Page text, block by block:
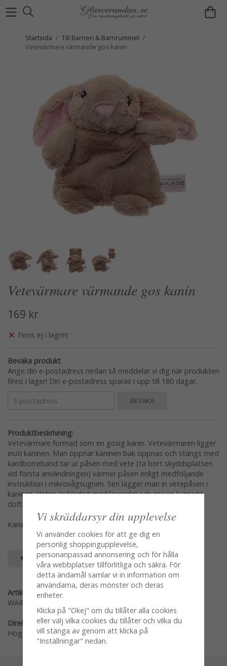
Startsida / Till Barnen & Barnrummet /
Vetevärmare värmande gos kanin
Vetevärmare värmande gos kanin
169 kr
Finns ej i lagret
Bevaka produkt
Ange din e-postadress nedan så meddelar vi dig när produkten
finns i lager! Din e-postadress sparas i upp till 180 dagar.
BEVAKA
Produktbeskrivning:
Vetevärmare formad som en gosig kanin. Vetevärmaren ligger
inuti kaninen. Man öppnar kaninen bak öppnas och stängs med
kardborreband tar ur påsen med vete (ta bort skyddsplatsen
vid första användningen) värmer påsen enligt medföljande
instruktion i mikrovågsugnen. Sen lägger man in vetepåsen i
kaninen. Veten är bladad med lavendel och ger en lugnade
doft.
Kaninen mäter ca 28*25cm
SPARA SOM FAVORIT
Artikelnummer:
WARM46
Direktlänk:
Högerklicka och kopiera adressen
Vi skräddarsyr din upplevelse
Vi använder cookies för att ge dig en
personlig shoppingupplevelse,
personanpassad annonsering och för hålla
våra webbplatser tillförlitliga och säkra. För
detta ändamål samlar vi in information om
användarna, deras mönster och deras
enheter.
Klicka på "Okej" om du tillåter alla cookies
eller välj vilka cookies du tillåter och vilka du
vill stänga av genom att klicka på
"Inställningar" nedan.